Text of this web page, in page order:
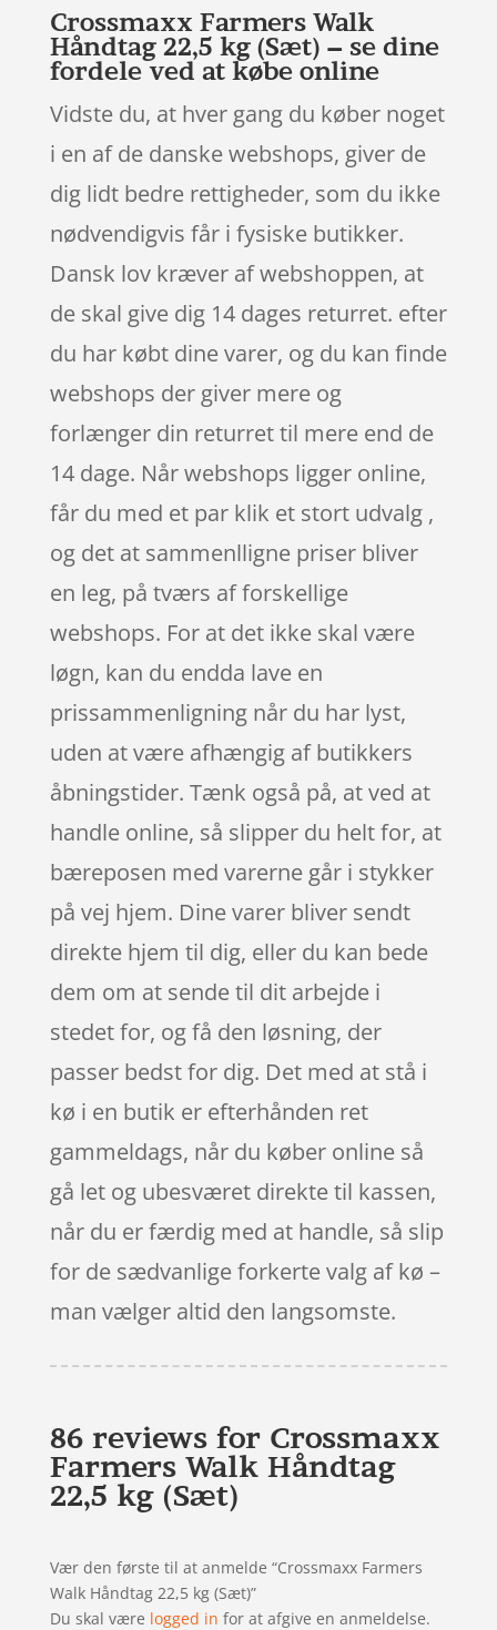
Crossmaxx Farmers Walk
Håndtag 22,5 kg (Sæt) – se dine
fordele ved at købe online
Vidste du, at hver gang du køber noget
i en af de danske webshops, giver de
dig lidt bedre rettigheder, som du ikke
nødvendigvis får i fysiske butikker.
Dansk lov kræver af webshoppen, at
de skal give dig 14 dages returret. efter
du har købt dine varer, og du kan finde
webshops der giver mere og
forlænger din returret til mere end de
14 dage. Når webshops ligger online,
får du med et par klik et stort udvalg ,
og det at sammenlligne priser bliver
en leg, på tværs af forskellige
webshops. For at det ikke skal være
løgn, kan du endda lave en
prissammenligning når du har lyst,
uden at være afhængig af butikkers
åbningstider. Tænk også på, at ved at
handle online, så slipper du helt for, at
bæreposen med varerne går i stykker
på vej hjem. Dine varer bliver sendt
direkte hjem til dig, eller du kan bede
dem om at sende til dit arbejde i
stedet for, og få den løsning, der
passer bedst for dig. Det med at stå i
kø i en butik er efterhånden ret
gammeldags, når du køber online så
gå let og ubesværet direkte til kassen,
når du er færdig med at handle, så slip
for de sædvanlige forkerte valg af kø –
man vælger altid den langsomste.
86 reviews for Crossmaxx
Farmers Walk Håndtag
22,5 kg (Sæt)
Vær den første til at anmelde “Crossmaxx Farmers
Walk Håndtag 22,5 kg (Sæt)”
Du skal være logged in for at afgive en anmeldelse.